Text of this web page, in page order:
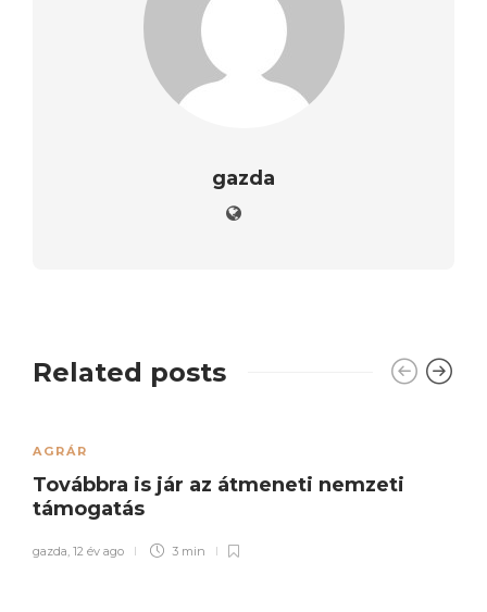
gazda
Related posts
AGRÁR
Továbbra is jár az átmeneti nemzeti
támogatás
gazda 12 év ago 3 min